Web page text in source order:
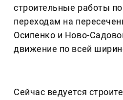
строительные работы
переходам на
Осипенко и Ново-
движение по всей
Сейчас ведуется